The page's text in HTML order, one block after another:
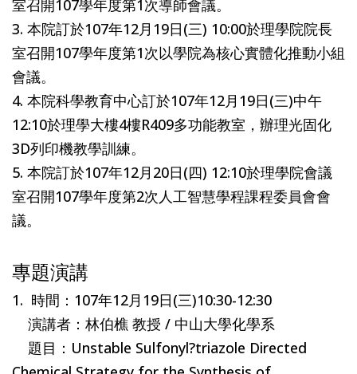
室召開107學年度第1次導師會議。
3. 本院訂於107年12月19日(三) 10:00於理學院院長
室召開107學年度第1次以學院為核心實體化推動小組
會議。
4. 本院科學教育中心訂於107年12月19日(三)中午
12:10於理學大樓4樓R409多功能教室，辦理光固化
3D列印機教學訓練。
5. 本院訂於107年12月20日(四) 12:10於理學院會議
室召開107學年度第2次人工智慧學程課程委員會會
議。
專題演講
1. 時間：107年12月19日(三)10:30-12:30
演講者：林伯樵 教授 / 中山大學化學系
題目：Unstable Sulfonyl?triazole Directed